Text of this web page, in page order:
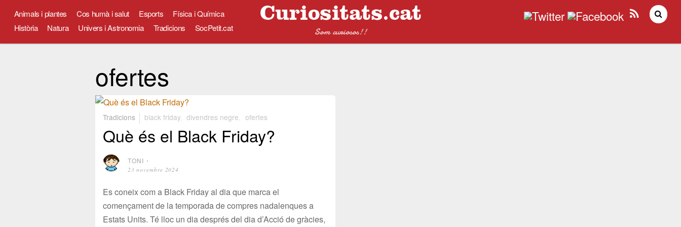
Som curiosos!!
Animals i plantes Cos humà i salut Esports
Física i Química
Història
Natura Univers i Astronomia Tradicions SocPetit.cat
ofertes
Tradicions black friday, divendres negre, ofertes
Què és el Black Friday?
TONI ⋅
23 novembre 2024
Es coneix com a Black Friday al dia que marca el
començament de la temporada de compres nadalenques a
Estats Units. Té lloc un dia després del dia d’Acció de gràcies,